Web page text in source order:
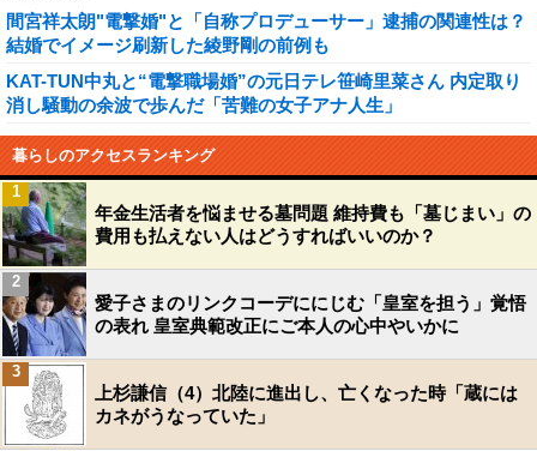
間宮祥太朗"電撃婚"と「自称プロデューサー」逮捕の関連性は？
結婚でイメージ刷新した綾野剛の前例も
KAT-TUN中丸と“電撃職場婚”の元日テレ笹崎里菜さん 内定取り
消し騒動の余波で歩んだ「苦難の女子アナ人生」
暮らしのアクセスランキング
年金生活者を悩ませる墓問題 維持費も「墓じまい」の
費用も払えない人はどうすればいいのか？
1
愛子さまのリンクコーデににじむ「皇室を担う」覚悟
の表れ 皇室典範改正にご本人の心中やいかに
2
上杉謙信（4）北陸に進出し、亡くなった時「蔵には
カネがうなっていた」
3